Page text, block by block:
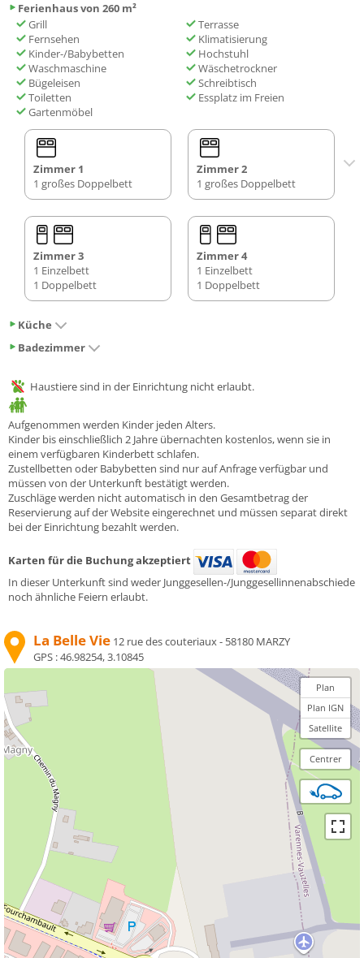
Ferienhaus von 260 m²
Grill
Terrasse
Fernsehen
Klimatisierung
Kinder-/Babybetten
Hochstuhl
Waschmaschine
Wäschetrockner
Bügeleisen
Schreibtisch
Toiletten
Essplatz im Freien
Gartenmöbel
Zimmer 1
1 großes Doppelbett
Zimmer 2
1 großes Doppelbett
Zimmer 3
1 Einzelbett
1 Doppelbett
Zimmer 4
1 Einzelbett
1 Doppelbett
Küche
Badezimmer
Haustiere sind in der Einrichtung nicht erlaubt.
Aufgenommen werden Kinder jeden Alters.
Kinder bis einschließlich 2 Jahre übernachten kostenlos, wenn sie in
einem verfügbaren Kinderbett schlafen.
Zustellbetten oder Babybetten sind nur auf Anfrage verfügbar und
müssen von der Unterkunft bestätigt werden.
Zuschläge werden nicht automatisch in den Gesamtbetrag der
Reservierung auf der Website eingerechnet und müssen separat direkt
bei der Einrichtung bezahlt werden.
Karten für die Buchung akzeptiert
In dieser Unterkunft sind weder Junggesellen-/Junggesellinnenabschiede
noch ähnliche Feiern erlaubt.
La Belle Vie 12 rue des couteriaux - 58180 MARZY
GPS :46.98254, 3.10845
Plan
Plan IGN
Satellite
Centrer